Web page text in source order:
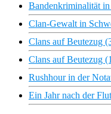
Bandenkriminalität
Clan-Gewalt in
Clans auf Beutezug
Clans auf Beutezug
Rushhour in der
Ein Jahr nach der